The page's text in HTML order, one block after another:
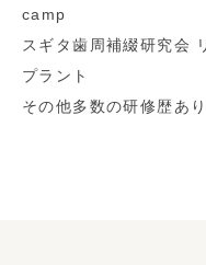
camp
スギタ歯周補綴研究会
プラント
その他多数の研修歴あり